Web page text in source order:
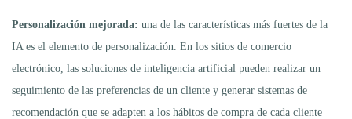
Personalización mejorada: una de las características más fuertes de la
IA es el elemento de personalización. En los sitios de comercio
electrónico, las soluciones de inteligencia artificial pueden realizar un
seguimiento de las preferencias de un cliente y generar sistemas de
recomendación que se adapten a los hábitos de compra de cada cliente